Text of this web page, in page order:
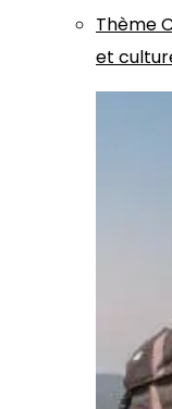
Thème
et